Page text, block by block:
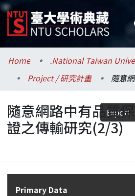
Communities & Collections
Research Outputs
Fundings & Projects
Researchers
Statistics
Home
Project / 研究計畫
Export
隨意網路中有品質保
證之傳輸研究(2/3)
Details
Primary Data